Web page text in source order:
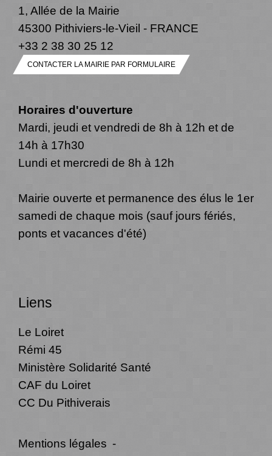
1, Allée de la Mairie
45300 Pithiviers-le-Vieil - FRANCE
+33 2 38 30 25 12
CONTACTER LA MAIRIE PAR FORMULAIRE
Horaires d'ouverture
Mardi, jeudi et vendredi de 8h à 12h et de
14h à 17h30
Lundi et mercredi de 8h à 12h
Mairie ouverte et permanence des élus le 1er
samedi de chaque mois (sauf jours fériés,
ponts et vacances d'été)
Liens
Le Loiret
Rémi 45
Ministère Solidarité Santé
CAF du Loiret
CC Du Pithiverais
Mentions légales -